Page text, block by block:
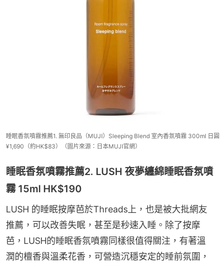
睡眠香氛噴霧推薦1. 無印良品（MUJI）Sleeping Blend 室內香氛噴霧 300ml 日圓
¥1,690（約HK$83）（圖片來源：日本MUJI官網）
睡眠香氛噴霧推薦2. LUSH 夜夢纏綿睡眠香氛噴
霧 15ml HK$190
LUSH 的睡眠按摩芭於Threads上，也是被大批網友
推薦，可以改善失眠，甚至是秒速入睡。除了按摩
芭，LUSH的睡眠香氛噴霧同樣很值得關注，有著溫
潤的檀香與溫柔花香，可營造沉穩安定的睡前氛圍，